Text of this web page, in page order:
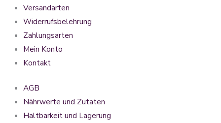
Versandarten
Widerrufsbelehrung
Zahlungsarten
Mein Konto
Kontakt
AGB
Nährwerte und Zutaten
Haltbarkeit und Lagerung